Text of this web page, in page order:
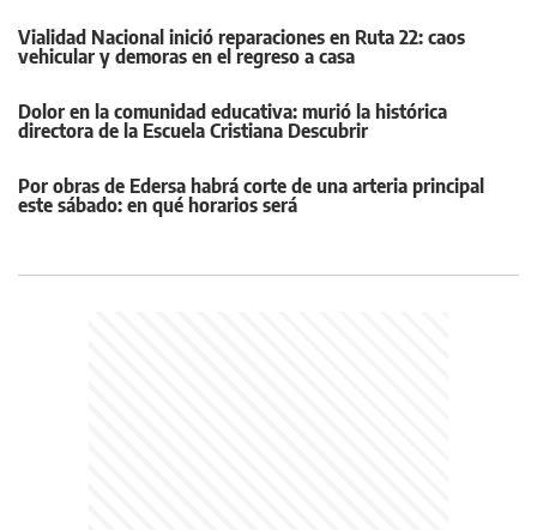
Vialidad Nacional inició reparaciones en Ruta 22: caos
vehicular y demoras en el regreso a casa
Dolor en la comunidad educativa: murió la histórica
directora de la Escuela Cristiana Descubrir
Por obras de Edersa habrá corte de una arteria principal
este sábado: en qué horarios será